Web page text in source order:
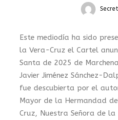
Este mediodía ha sido
la Vera-Cruz el Cartel
Santa de 2025 de
Javier Jiménez Sánchez-
fue descubierta por el
Mayor de la Hermandad
Cruz, Nuestra Señora de la